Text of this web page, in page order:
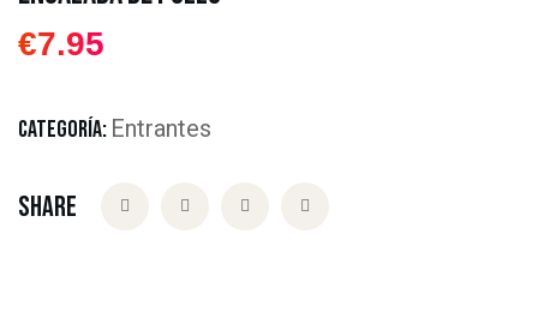
€7.95
CATEGORÍA: Entrantes
Share